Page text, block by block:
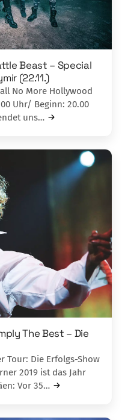
Beast – Special
(22.11.)
No More Hollywood
Uhr/ Beginn: 20.00
uns…
The Best – Die
Tour: Die Erfolgs-Show
2019 ist das Jahr
Vor 35…